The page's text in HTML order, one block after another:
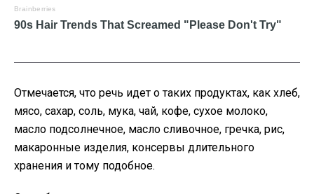
Отмечается, что речь идет о таких продуктах, как хлеб,
мясо, сахар, соль, мука, чай, кофе, сухое молоко,
масло подсолнечное, масло сливочное, гречка, рис,
макаронные изделия, консервы длительного
хранения и тому подобное.